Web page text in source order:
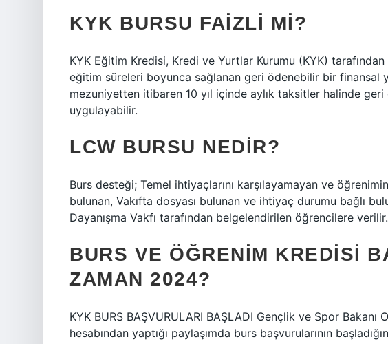
KYK BURSU FAIZLI MI?
KYK Eğitim Kredisi, Kredi ve Yurtlar Kurumu (KYK)
eğitim süreleri boyunca sağlanan geri ödenebilir bir finansal
mezuniyetten itibaren 10 yıl içinde aylık taksitler halinde
uygulayabilir.
LCW BURSU NEDIR?
Burs desteği; Temel ihtiyaçlarını karşılayamayan ve
bulunan, Vakıfta dosyası bulunan ve ihtiyaç durumu bağlı
Dayanışma Vakfı tarafından belgelendirilen öğrencilere verilir.
BURS VE ÖĞRENIM KREDISI
ZAMAN 2024?
KYK BURS BAŞVURULARI BAŞLADI Gençlik ve Spor Bakanı
hesabından yaptığı paylaşımda burs başvurularının